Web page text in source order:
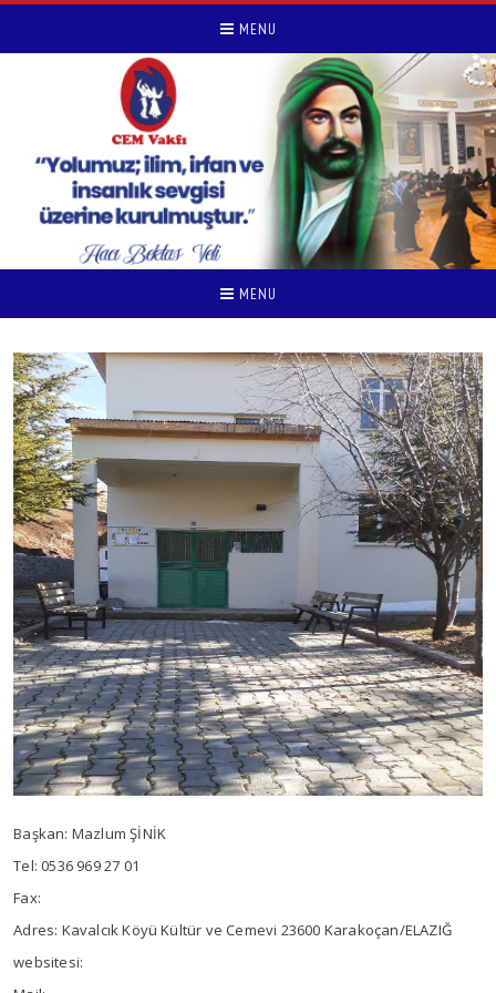
MENU
MENU
Başkan: Mazlum ŞİNİK
Tel: 0536 969 27 01
Fax:
Adres: Kavalcık Köyü Kültür ve Cemevi 23600 Karakoçan/ELAZIĞ
websitesi: